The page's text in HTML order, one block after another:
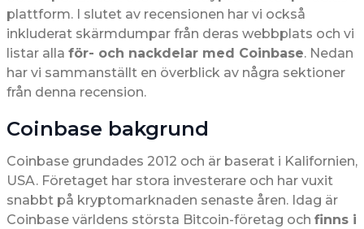
plattform. I slutet av recensionen har vi också
inkluderat skärmdumpar från deras webbplats och vi
listar alla för- och nackdelar med Coinbase. Nedan
har vi sammanställt en överblick av några sektioner
från denna recension.
Coinbase bakgrund
Coinbase grundades 2012 och är baserat i Kalifornien,
USA. Företaget har stora investerare och har vuxit
snabbt på kryptomarknaden senaste åren. Idag är
Coinbase världens största Bitcoin-företag och finns i